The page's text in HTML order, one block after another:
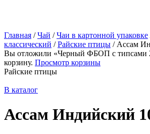
Главная /Чай /Чаи в картонной упаковке
классический /Райские птицы / Ассам
Вы отложили «Черный ФБОП с типсами
корзину. Просмотр корзины
Райские птицы
В каталог
Ассам Индийский